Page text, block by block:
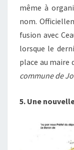
même à
nom.
fusion avec
lorsque le
place au maire
commune de
5. Une